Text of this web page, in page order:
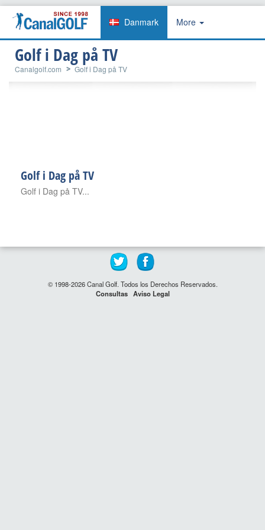
Danmark More
Golf i Dag på TV
Canalgolf.com Golf i Dag på TV
Golf i Dag på TV
Golf i Dag på TV...
© 1998-2026 Canal Golf. Todos los Derechos Reservados.
Consultas Aviso Legal